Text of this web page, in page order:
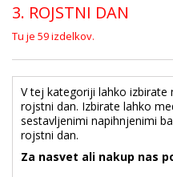
3. ROJSTNI DAN
Tu je 59 izdelkov.
V tej kategoriji lahko izbirate
rojstni dan. Izbirate lahko
sestavljenimi napihnjenimi
rojstni dan.
Za nasvet ali nakup nas